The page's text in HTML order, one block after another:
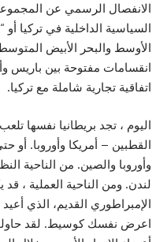
الانفصال الرسمي عن
السياسية الداخلية في تركيا
الأوسط والبحر الأبيض
انقسامات مفتوحة بين باريس
اتفاقية تجارية شاملة مع تركيا.
اليوم ، تجد بريطانيا نفسها
القطبين – أمريكا وأوروبا. أو
وأوروبا والصين. من الناحية
لندن. ومن الناحية العملية ، قد
الإمبراطوري القديم، الذي
اعرض نفسك كوسيط. لقد